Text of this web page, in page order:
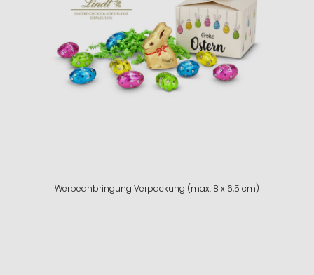
Werbeanbringung Verpackung (max. 8 x 6,5 cm)